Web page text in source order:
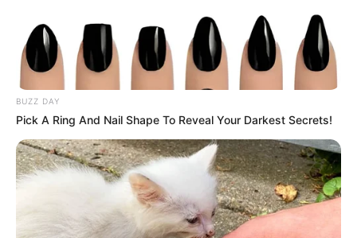
10 Desain Ruang Makan di
BUZZ DAY
Pick A Ring And Nail Shape To Reveal Your Darkest Secrets!